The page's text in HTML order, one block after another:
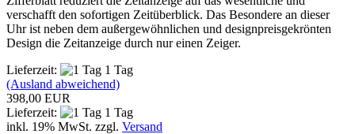
verschafft den sofortigen Zeitüberblick. Das Besondere an dieser
Uhr ist neben dem außergewöhnlichen und designpreisgekrönten
Design die Zeitanzeige durch nur einen Zeiger.
Lieferzeit:
1 Tag
(Ausland abweichend)
398,00 EUR
Lieferzeit:
1 Tag
inkl. 19% MwSt. zzgl. Versand